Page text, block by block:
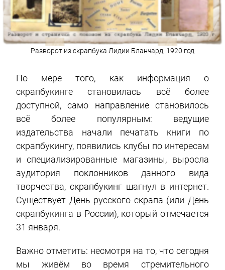
Разворот из скрапбука Лидии Бланчард, 1920 год
По мере того, как информация о
скрапбукинге становилась всё более
доступной, само направление становилось
всё более популярным: ведущие
издательства начали печатать книги по
скрапбукингу, появились клубы по интересам
и специализированные магазины, выросла
аудитория поклонников данного вида
творчества, скрапбукинг шагнул в интернет.
Существует День русского скрапа (или День
скрапбукинга в России), который отмечается
31 января.
Важно отметить: несмотря на то, что сегодня
мы живём во время стремительного